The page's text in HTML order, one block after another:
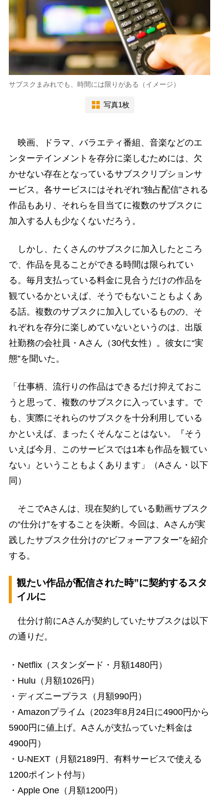
サブスクまみれでも、時間には限りがある（イメージ）
写真1枚
映画、ドラマ、バラエティ番組、音楽などのエ
ンターテインメントを存分に楽しむためには、欠
かせない存在となっているサブスクリプションサ
ービス。各サービスにはそれぞれ“独占配信”される
作品もあり、それらを目当てに複数のサブスクに
加入する人も少なくないだろう。
しかし、たくさんのサブスクに加入したところ
で、作品を見ることができる時間は限られてい
る。毎月支払っている料金に見合うだけの作品を
観ているかといえば、そうでもないこともよくあ
る話。複数のサブスクに加入しているものの、そ
れぞれを存分に楽しめていないというのは、出版
社勤務の会社員・Aさん（30代女性）。彼女に“実
態”を聞いた。
「仕事柄、流行りの作品はできるだけ抑えておこ
うと思って、複数のサブスクに入っています。で
も、実際にそれらのサブスクを十分利用している
かといえば、まったくそんなことはない。『そう
いえば今月、このサービスでは1本も作品を観てい
ない』ということもよくあります」（Aさん・以下
同）
そこでAさんは、現在契約している動画サブスク
の“仕分け”をすることを決断。今回は、Aさんが実
践したサブスク仕分けの“ビフォーアフター”を紹介
する。
観たい作品が配信された時”に契約するスタ
イルに
仕分け前にAさんが契約していたサブスクは以下
の通りだ。
・Netflix（スタンダード・月額1480円）
・Hulu（月額1026円）
・ディズニープラス（月額990円）
・Amazonプライム（2023年8月24日に4900円から
5900円に値上げ。Aさんが支払っていた料金は
4900円）
・U-NEXT（月額2189円、有料サービスで使える
1200ポイント付与）
・Apple One（月額1200円）